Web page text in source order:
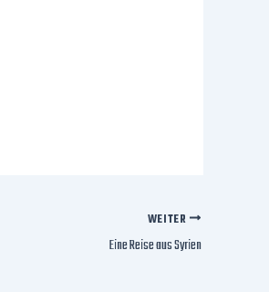
WEITER
Eine Reise aus Syrien